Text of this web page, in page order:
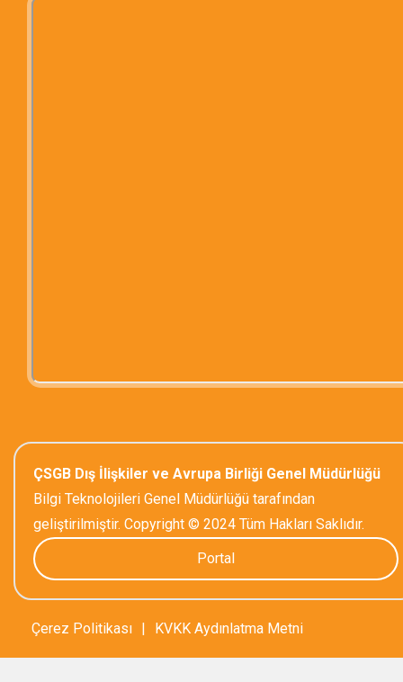
ÇSGB Dış İlişkiler ve Avrupa Birliği Genel Müdürlüğü
Bilgi Teknolojileri Genel Müdürlüğü tarafından
geliştirilmiştir. Copyright © 2024 Tüm Hakları Saklıdır.
Portal
Çerez Politikası | KVKK Aydınlatma Metni